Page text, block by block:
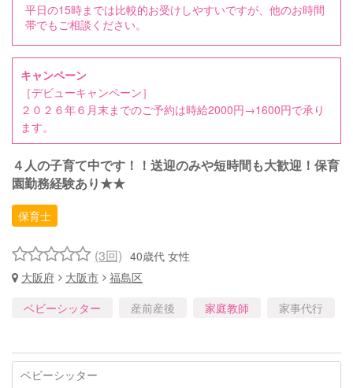
平日の15時までは比較的お受けしやすいですが、他のお時間
帯でもご相談ください。
キャンペーン
［デビューキャンペーン］
２０２６年６月末までのご予約は時給2000円→1600円で承り
ます。
４人の子育て中です！！送迎のみや短時間も大歓迎！保育
園勤務経験あり★★
保育士
(3回) 40歳代 女性
大阪府
大阪市
福島区
ベビーシッター
産前産後 家庭教師 家事代行
ベビーシッター